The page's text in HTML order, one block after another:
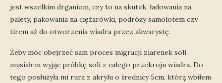
jest wszelkim drganiom, czy to na skutek, ładowania na
palety, pakowania na ciężarówki, podróży samolotem czy
tirem aż do otworzenia wiadra przez akwarystę.
Żeby móc obejrzeć sam proces migracji ziarenek soli
musiałem wyjąc próbkę soli z całego przekroju wiadra. Do
tego posłużyła mi rura z akrylu o średnicy 5cm, którą wbiłem